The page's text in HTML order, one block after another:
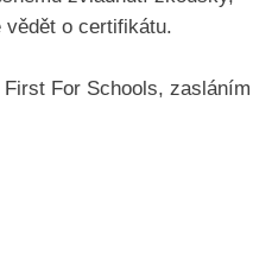
o certifikátu.
For Schools, zasláním